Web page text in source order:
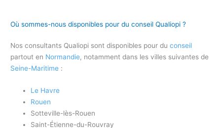
Où sommes-nous disponibles pour du conseil Qualiopi ?
Nos consultants Qualiopi sont disponibles pour duconseil
partout en Normandie, notamment dans les villes suivantes de
Seine-Maritime :
Le Havre
Rouen
Sotteville-lès-Rouen
Saint-Étienne-du-Rouvray